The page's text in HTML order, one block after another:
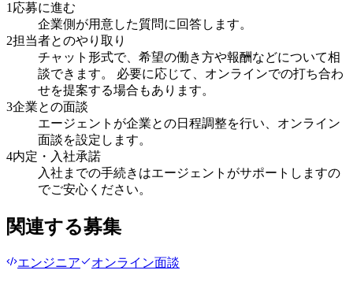
1応募に進む
企業側が用意した質問に回答します。
2担当者とのやり取り
チャット形式で、希望の働き方や報酬などについて相
談できます。 必要に応じて、オンラインでの打ち合わ
せを提案する場合もあります。
3企業との面談
エージェントが企業との日程調整を行い、オンライン
面談を設定します。
4内定・入社承諾
入社までの手続きはエージェントがサポートしますの
でご安心ください。
関連する募集
エンジニア オンライン面談